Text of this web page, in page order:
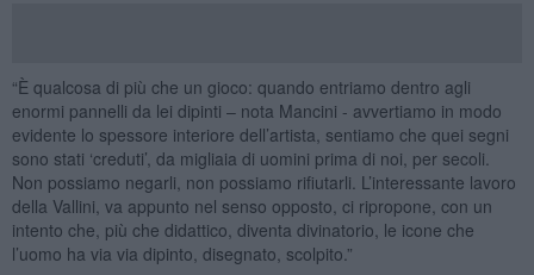
“È qualcosa di più che un gioco: quando entriamo dentro agli
enormi pannelli da lei dipinti – nota Mancini - avvertiamo in modo
evidente lo spessore interiore dell’artista, sentiamo che quei segni
sono stati ‘creduti’, da migliaia di uomini prima di noi, per secoli.
Non possiamo negarli, non possiamo rifiutarli. L’interessante lavoro
della Vallini, va appunto nel senso opposto, ci ripropone, con un
intento che, più che didattico, diventa divinatorio, le icone che
l’uomo ha via via dipinto, disegnato, scolpito.”